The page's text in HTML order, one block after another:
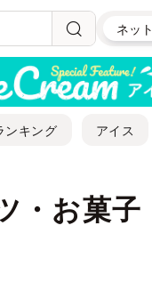
ネッ
ンキング アイス
・お菓子